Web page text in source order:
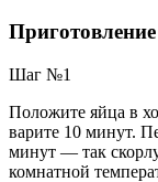
Шаг №1
Положите яйца в
варите 10 минут.
минут — так
комнатной